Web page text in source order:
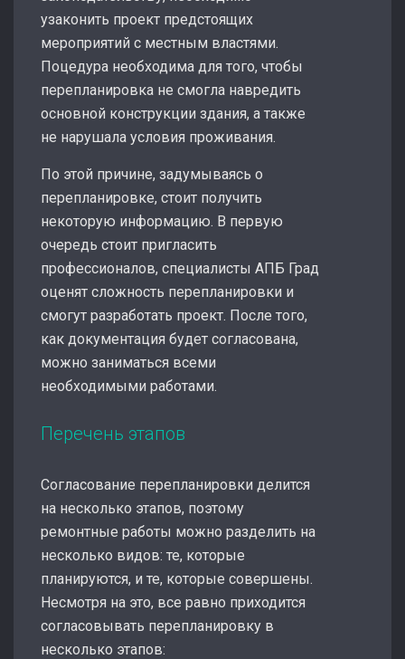
узаконить проект предстоящих
мероприятий с местным властями.
Поцедура необходима для того, чтобы
перепланировка не смогла навредить
основной конструкции здания, а также
не нарушала условия проживания.
По этой причине, задумываясь о
перепланировке, стоит получить
некоторую информацию. В первую
очередь стоит пригласить
профессионалов, специалисты АПБ Град
оценят сложность перепланировки и
смогут разработать проект. После того,
как документация будет согласована,
можно заниматься всеми
необходимыми работами.
Перечень этапов
Согласование перепланировки делится
на несколько этапов, поэтому
ремонтные работы можно разделить на
несколько видов: те, которые
планируются, и те, которые совершены.
Несмотря на это, все равно приходится
согласовывать перепланировку в
несколько этапов: